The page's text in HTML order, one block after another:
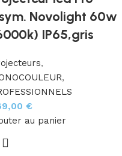
Novolight 60w
IP65,gris
,
,
€
au panier